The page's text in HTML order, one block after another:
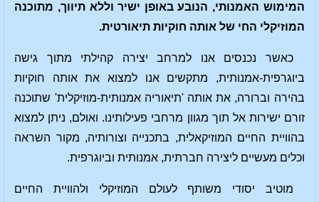
המימוש האמנותי, הנובע באופן ישיר וללא תיווך, מתוכנה
המוזיקלי החי של אותה חוקיות תיאורטית.
כאשר נכנסים אנו למרחב יצירה קהילתי מתוך גישה
ביוגרפית-אמנותית, מתקשים אנו למצוא את אותה חוקיות
בהירה וברורה, את אותה 'תיאוריה אמנותית-מוזיקלית' שתוכנה
זורם ישירות אל תוך מגוון מרחבי פעילותינו. ואולם, ניתן למצוא
בהוויית החיים המוזיקאלית, בתכנייה וצורותיה, מקור השראה
וכלים מעשיים ליצירה חברתית, אמנותית וביוגרפית.
מוטיב יסודי משותף לעולם המוזיקלי ולהוויית החיים